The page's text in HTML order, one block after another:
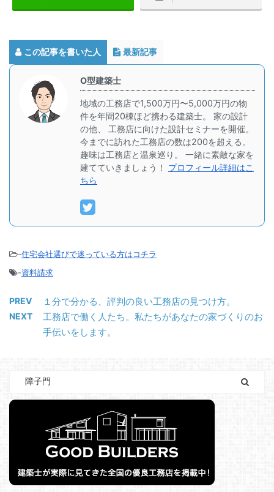
この記事を書いた人 最新記事
O型建築士
地域の工務店で1,500万円〜5,000万円の物
件を年間20棟ほど携わる建築士。 家の設計
の他、 工務店に向けた設計セミナーを開催。
今までに訪れた工務店の数は200を超える。
趣味は工務店と温泉巡り。 一緒に素敵な家を
建てていきましょう！ プロフィール詳細はこ
ちら
-住宅会社選びで迷っている方はコチラ
-資料請求
PREV １分で分かる、評判の良い工務店の見つけ方。
NEXT
工務店で働く人たち。私たちがあなたの家づくりのお
手伝いをします。